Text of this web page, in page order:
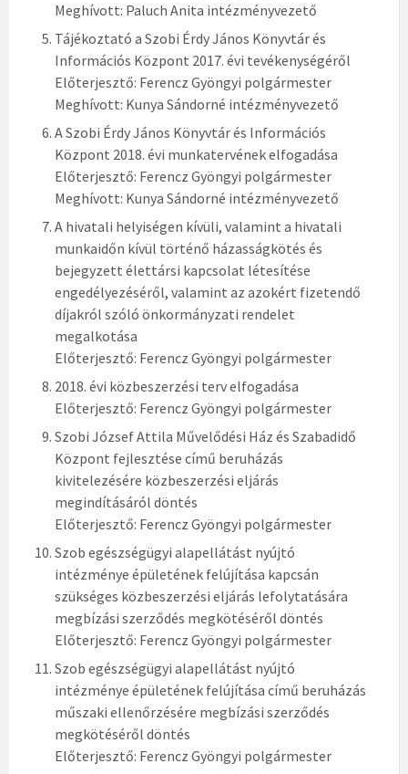
Meghívott: Paluch Anita intézményvezető
Tájékoztató a Szobi Érdy János Könyvtár és
Információs Központ 2017. évi tevékenységéről
Előterjesztő: Ferencz Gyöngyi polgármester
Meghívott: Kunya Sándorné intézményvezető
A Szobi Érdy János Könyvtár és Információs
Központ 2018. évi munkatervének elfogadása
Előterjesztő: Ferencz Gyöngyi polgármester
Meghívott: Kunya Sándorné intézményvezető
A hivatali helyiségen kívüli, valamint a hivatali
munkaidőn kívül történő házasságkötés és
bejegyzett élettársi kapcsolat létesítése
engedélyezéséről, valamint az azokért fizetendő
díjakról szóló önkormányzati rendelet
megalkotása
Előterjesztő: Ferencz Gyöngyi polgármester
2018. évi közbeszerzési terv elfogadása
Előterjesztő: Ferencz Gyöngyi polgármester
Szobi József Attila Művelődési Ház és Szabadidő
Központ fejlesztése című beruházás
kivitelezésére közbeszerzési eljárás
megindításáról döntés
Előterjesztő: Ferencz Gyöngyi polgármester
Szob egészségügyi alapellátást nyújtó
intézménye épületének felújítása kapcsán
szükséges közbeszerzési eljárás lefolytatására
megbízási szerződés megkötéséről döntés
Előterjesztő: Ferencz Gyöngyi polgármester
Szob egészségügyi alapellátást nyújtó
intézménye épületének felújítása című beruházás
műszaki ellenőrzésére megbízási szerződés
megkötéséről döntés
Előterjesztő: Ferencz Gyöngyi polgármester